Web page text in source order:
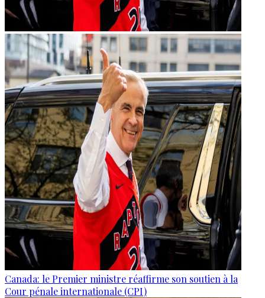
Canada: le Premier ministre réaffirme son soutien à la
Cour pénale internationale (CPI)